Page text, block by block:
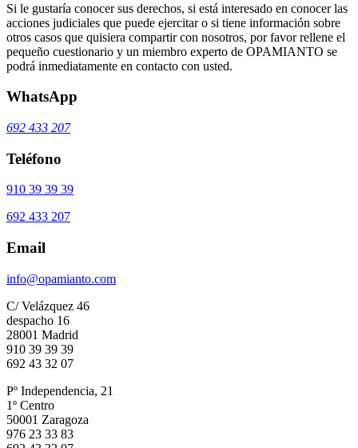
Si le gustaría conocer sus derechos, si está interesado en conocer las
acciones judiciales que puede ejercitar o si tiene información sobre
otros casos que quisiera compartir con nosotros, por favor rellene el
pequeño cuestionario y un miembro experto de OPAMIANTO se
podrá inmediatamente en contacto con usted.
WhatsApp
692 433 207
Teléfono
910 39 39 39
692 433 207
Email
info@opamianto.com
C/ Velázquez 46
despacho 16
28001 Madrid
910 39 39 39
692 43 32 07
Pº Independencia, 21
1º Centro
50001 Zaragoza
976 23 33 83